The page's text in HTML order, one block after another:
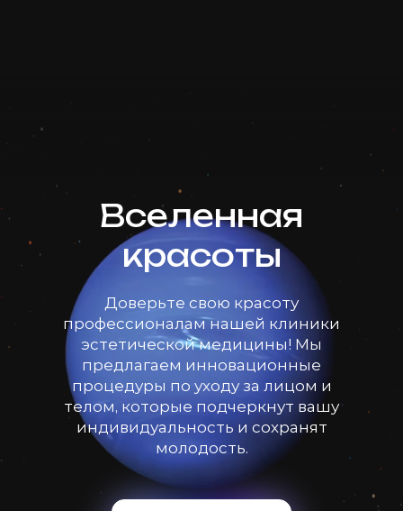
Вселенная
красоты
Доверьте свою красоту
профессионалам нашей клиники
эстетической медицины! Мы
предлагаем инновационные
процедуры по уходу за лицом и
телом, которые подчеркнут вашу
индивидуальность и сохранят
молодость.